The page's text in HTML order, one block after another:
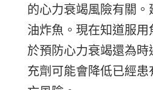
的心力衰竭風險有關
油炸魚。現在知道服
於預防心力衰竭還為
充劑可能會降低已經